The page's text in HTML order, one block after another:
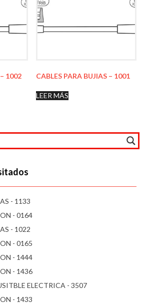
1002 CABLES PARA BUJIAS – 1001
LEER MÁS
- 1133
- 0164
- 1022
- 0165
- 1444
- 1436
ELECTRICA - 3507
- 1433